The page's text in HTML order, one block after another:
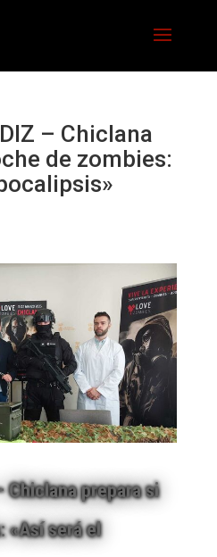
– Chiclana
de zombies:
Chiclana prepara si
«Así será el